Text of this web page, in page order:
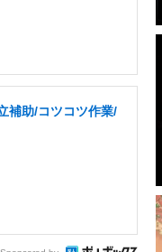
補助/コツコツ作業/